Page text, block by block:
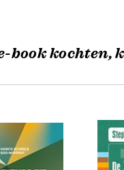
book kochten,